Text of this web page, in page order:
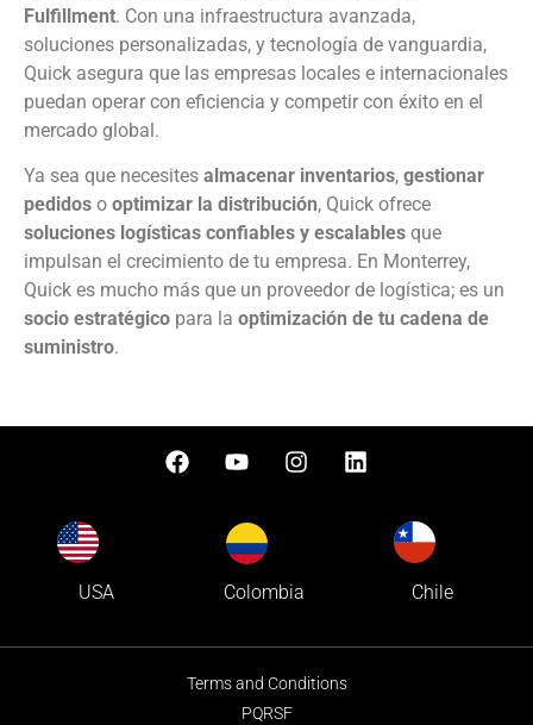
Fulfillment. Con una infraestructura avanzada,
soluciones personalizadas, y tecnología de vanguardia,
Quick asegura que las empresas locales e internacionales
puedan operar con eficiencia y competir con éxito en el
mercado global.
Ya sea que necesites almacenar inventarios, gestionar
pedidos o optimizar la distribución, Quick ofrece
soluciones logísticas confiables y escalables que
impulsan el crecimiento de tu empresa. En Monterrey,
Quick es mucho más que un proveedor de logística; es un
socio estratégico para la optimización de tu cadena de
suministro.
USA Colombia Chile
Terms and Conditions
PQRSF